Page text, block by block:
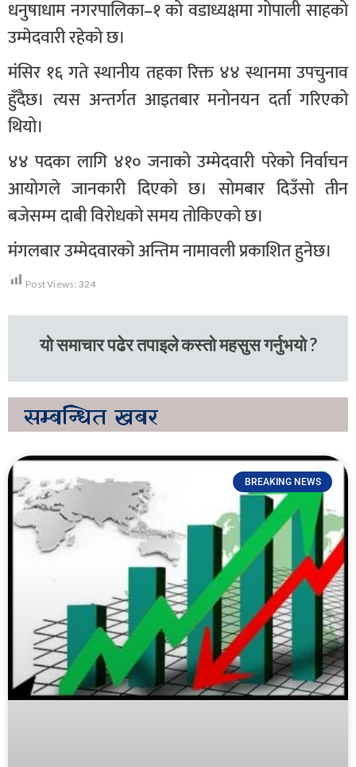
धनुषाधाम नगरपालिका–१ को वडाध्यक्षमा गोपाली साहको
उम्मेदवारी रहेको छ।
मंसिर १६ गते स्थानीय तहका रिक्त ४४ स्थानमा उपचुनाव
हुँदैछ। त्यस अन्तर्गत आइतबार मनोनयन दर्ता गरिएको
थियो।
४४ पदका लागि ४१० जनाको उम्मेदवारी परेको निर्वाचन
आयोगले जानकारी दिएको छ। सोमबार दिउँसो तीन
बजेसम्म दाबी विरोधको समय तोकिएको छ।
मंगलबार उम्मेदवारको अन्तिम नामावली प्रकाशित हुनेछ।
Post Views: 324
यो समाचार पढेर तपाइले कस्तो महसुस गर्नुभयो ?
सम्बन्धित खबर
BREAKING NEWS